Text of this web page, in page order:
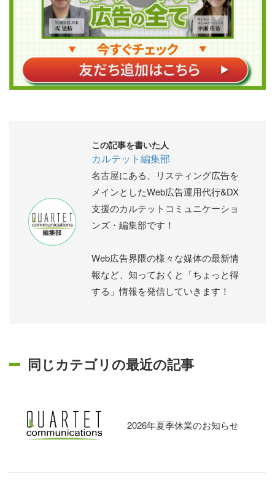
この記事を書いた人
カルテット編集部
名古屋にある、リスティング広告を
メインとしたWeb広告運用代行&DX
支援のカルテットコミュニケーショ
ンズ・編集部です！
Web広告界隈の様々な媒体の最新情
報など、知っておくと「ちょっと得
する」情報を発信していきます！
同じカテゴリの最近の記事
2026年夏季休業のお知らせ